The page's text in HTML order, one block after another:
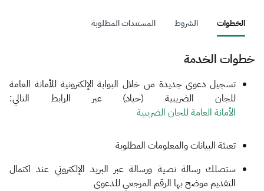
الخطوات الشروط المستندات المطلوبة
خطوات الخدمة
​​تسجيل دعوى جديدة من خلال البوابة الإلكترونية للأمانة العامة
للجان الضريبية (حياد) عبر الرابط التالي:
الأمانة العامة للجان الضريبية​
تعبئة البيانات والمعلومات المطلوبة
ستصلك رسالة نصية ورسالة عبر البريد الإلكتروني عند اكتمال
التقديم موضح بها الرقم المرجعي للدعوى ​